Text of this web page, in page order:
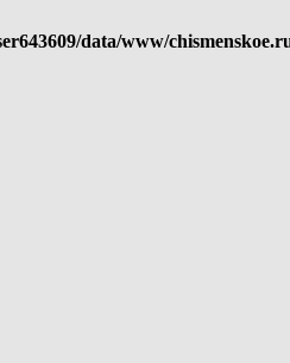
data/www/